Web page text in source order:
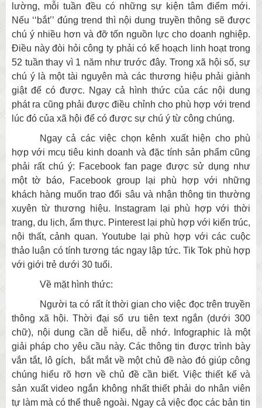
lường, mỗi tuần đều có những sự kiện tâm điểm mới.
Nếu ‘‘bắt’’ đúng trend thì nội dung truyền thông sẽ được
chú ý nhiều hơn và đỡ tốn nguồn lực cho doanh nghiệp.
Điều này đòi hỏi công ty phải có kế hoạch linh hoạt trong
52 tuần thay vì 1 năm như trước đây. Trong xã hội số, sự
chú ý là một tài nguyên mà các thương hiệu phải giành
giật để có được. Ngay cả hình thức của các nội dung
phát ra cũng phải được điều chỉnh cho phù hợp với trend
lúc đó của xã hội để có được sự chú ý từ công chúng.
Ngay cả các việc chọn kênh xuất hiện cho phù
hợp với mcụ tiêu kinh doanh và đặc tính sản phẩm cũng
phải rất chú ý: Facebook fan page được sử dụng như
một tờ báo, Facebook group lại phù hợp với những
khách hàng muốn trao đổi sâu và nhận thông tin thường
xuyên từ thương hiệu. Instagram lại phù hợp với thời
trang, du lịch, ẩm thực. Pinterest lại phù hợp với kiến trúc,
nội thất, cảnh quan. Youtube lại phù hợp với các cuộc
thảo luận có tính tương tác ngay lập tức. Tik Tok phù hợp
với giới trẻ dưới 30 tuổi.
Về mặt hình thức:
Người ta có rất ít thời gian cho việc đọc trên truyền
thông xã hội. Thời đại số ưu tiên text ngắn (dưới 300
chữ), nội dung cần dễ hiểu, dễ nhớ. Infographic là một
giải pháp cho yêu cầu này. Các thông tin được trình bày
vắn tắt, lô gích, bắt mắt về một chủ đề nào đó giúp công
chúng hiểu rõ hơn về chủ đề cần biết. Việc thiết kế và
sản xuất video ngắn không nhất thiết phải do nhân viên
tự làm mà có thể thuê ngoài. Ngay cả việc đọc các bản tin